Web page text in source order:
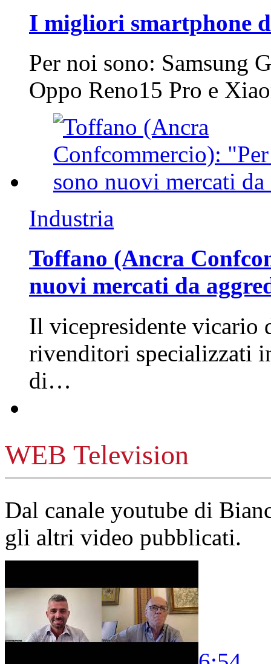
I migliori smartphone
Per noi sono: Samsung
Oppo Reno15 Pro e
Industria
Toffano (Ancra
nuovi mercati da
Il vicepresidente vicario
rivenditori specializzati
di…
WEB Television
Dal canale youtube di
gli altri video pubblicati.